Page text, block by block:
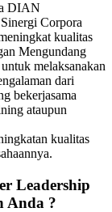
DIAN
Corpora
kualitas
Mengundang
melaksanakan
dari
bekerjasama
ataupun
kualitas
Leadership
Anda ?